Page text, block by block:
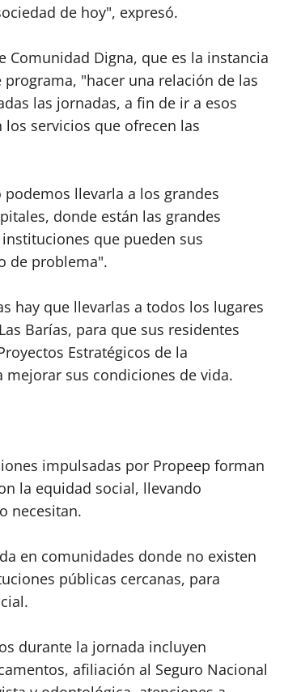
de hoy", expresó.
Digna, que es la instancia
"hacer una relación de las
las jornadas, a fin de ir a esos
servicios que ofrecen las
llevarla a los grandes
donde están las grandes
que pueden sus
de problema".
hay que llevarlas a todos los lugares
Barías, para que sus residentes
Estratégicos de la
sus condiciones de vida.
impulsadas por Propeep forman
la equidad social, llevando
necesitan.
en comunidades donde no existen
públicas cercanas, para
durante la jornada incluyen
afiliación al Seguro Nacional